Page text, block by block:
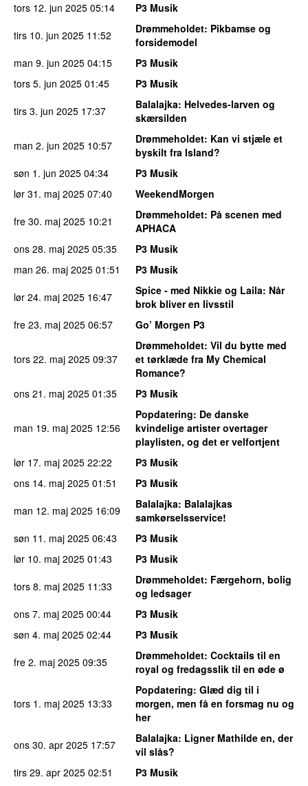
tors 12. jun 2025 05:14
P3 Musik
tirs 10. jun 2025 11:52 Drømmeholdet: Pikbamse og
forsidemodel
man 9. jun 2025 04:15
P3 Musik
tors 5. jun 2025 01:45
P3 Musik
tirs 3. jun 2025 17:37 Balalajka: Helvedes-larven og
skærsilden
man 2. jun 2025 10:57 Drømmeholdet: Kan vi stjæle et
byskilt fra Island?
søn 1. jun 2025 04:34
P3 Musik
lør 31. maj 2025 07:40
WeekendMorgen
fre 30. maj 2025 10:21 Drømmeholdet: På scenen med
APHACA
ons 28. maj 2025 05:35
P3 Musik
man 26. maj 2025 01:51
P3 Musik
lør 24. maj 2025 16:47 Spice - med Nikkie og Laila: Når
brok bliver en livsstil
fre 23. maj 2025 06:57 Go’ Morgen P3
tors 22. maj 2025 09:37
Drømmeholdet: Vil du bytte med
et tørklæde fra My Chemical
Romance?
ons 21. maj 2025 01:35 P3 Musik
man 19. maj 2025 12:56
Popdatering: De danske
kvindelige artister overtager
playlisten, og det er velfortjent
lør 17. maj 2025 22:22
P3 Musik
ons 14. maj 2025 01:51
P3 Musik
man 12. maj 2025 16:09 Balalajka: Balalajkas
samkørselsservice!
søn 11. maj 2025 06:43
P3 Musik
lør 10. maj 2025 01:43
P3 Musik
tors 8. maj 2025 11:33 Drømmeholdet: Færgehorn, bolig
og ledsager
ons 7. maj 2025 00:44
P3 Musik
søn 4. maj 2025 02:44
P3 Musik
fre 2. maj 2025 09:35 Drømmeholdet: Cocktails til en
royal og fredagsslik til en øde ø
tors 1. maj 2025 13:33
Popdatering: Glæd dig til i
morgen, men få en forsmag nu og
her
ons 30. apr 2025 17:57 Balalajka: Ligner Mathilde en, der
vil slås?
tirs 29. apr 2025 02:51 P3 Musik